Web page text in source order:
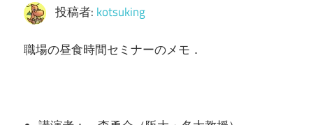
投稿者: kotsuking
職場の昼食時間セミナーのメモ．